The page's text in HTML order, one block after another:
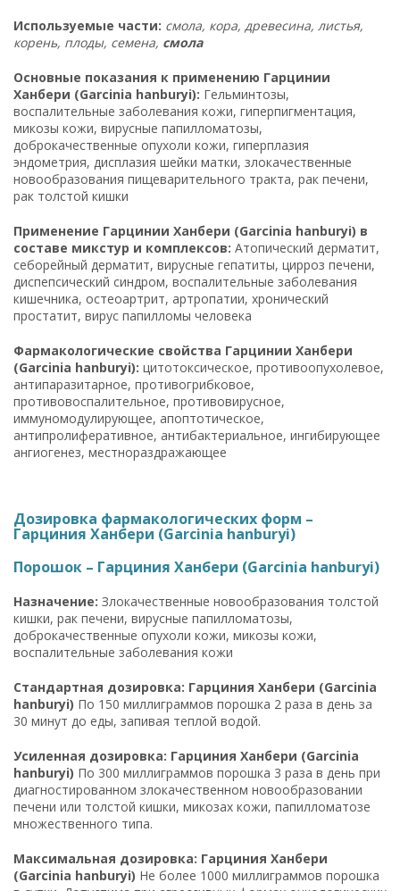
Используемые части: смола, кора, древесина, листья,
корень, плоды, семена, смола
Основные показания к применению Гарцинии
Ханбери (Garcinia hanburyi): Гельминтозы,
воспалительные заболевания кожи, гиперпигментация,
микозы кожи, вирусные папилломатозы,
доброкачественные опухоли кожи, гиперплазия
эндометрия, дисплазия шейки матки, злокачественные
новообразования пищеварительного тракта, рак печени,
рак толстой кишки
Применение Гарцинии Ханбери (Garcinia hanburyi) в
составе микстур и комплексов: Атопический дерматит,
себорейный дерматит, вирусные гепатиты, цирроз печени,
диспепсический синдром, воспалительные заболевания
кишечника, остеоартрит, артропатии, хронический
простатит, вирус папилломы человека
Фармакологические свойства Гарцинии Ханбери
(Garcinia hanburyi): цитотоксическое, противоопухолевое,
антипаразитарное, противогрибковое,
противовоспалительное, противовирусное,
иммуномодулирующее, апоптотическое,
антипролиферативное, антибактериальное, ингибирующее
ангиогенез, местнораздражающее
Дозировка фармакологических форм –
Гарциния Ханбери (Garcinia hanburyi)
Порошок – Гарциния Ханбери (Garcinia hanburyi)
Назначение: Злокачественные новообразования толстой
кишки, рак печени, вирусные папилломатозы,
доброкачественные опухоли кожи, микозы кожи,
воспалительные заболевания кожи
Стандартная дозировка: Гарциния Ханбери (Garcinia
hanburyi) По 150 миллиграммов порошка 2 раза в день за
30 минут до еды, запивая теплой водой.
Усиленная дозировка: Гарциния Ханбери (Garcinia
hanburyi) По 300 миллиграммов порошка 3 раза в день при
диагностированном злокачественном новообразовании
печени или толстой кишки, микозах кожи, папилломатозе
множественного типа.
Максимальная дозировка: Гарциния Ханбери
(Garcinia hanburyi) Не более 1000 миллиграммов порошка